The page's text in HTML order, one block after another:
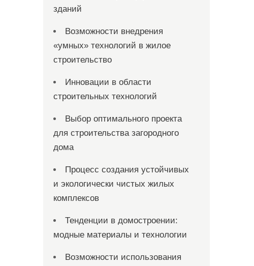
зданий
Возможности внедрения
«умных» технологий в жилое
строительство
Инновации в области
строительных технологий
Выбор оптимального проекта
для строительства загородного
дома
Процесс создания устойчивых
и экологически чистых жилых
комплексов
Тенденции в домостроении:
модные материалы и технологии
Возможности использования